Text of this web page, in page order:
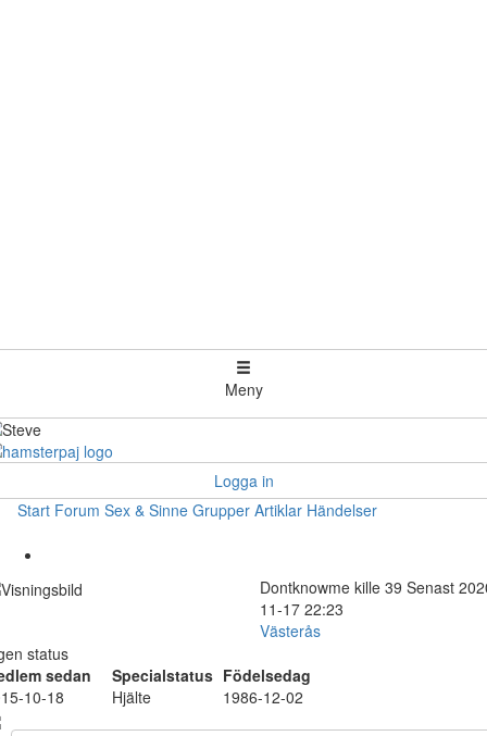
Meny
Logga in
Start Forum Sex & Sinne Grupper Artiklar Händelser
Dontknowme kille 39 Senast
11-17 22:23
Västerås
status
sedan
Specialstatus Födelsedag
10-18
Hjälte 1986-12-02